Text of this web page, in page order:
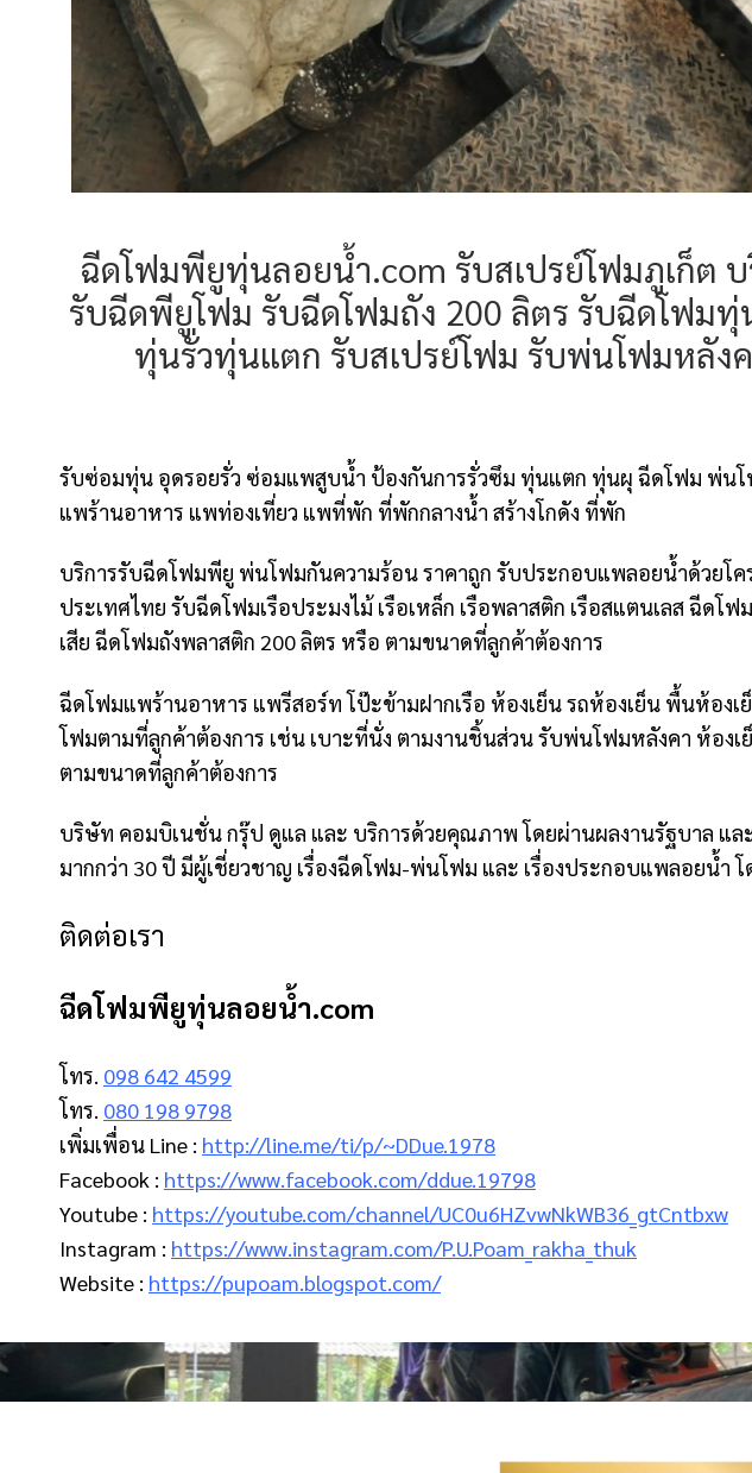
ฉีดโฟมพียูทุ่นลอยน้ำ.com รับสเปรย์โฟมภูเก็ต
รับฉีดพียูโฟม รับฉีดโฟมถัง 200 ลิตร รับฉีดโฟม
ทุ่นรั่วทุ่นแตก รับสเปรย์โฟม รับพ่นโฟมหลัง
รับซ่อมทุ่น อุดรอยรั่ว ซ่อมแพสูบน้ำ ป้องกันการรั่วซึม ทุ่นแตก ทุ่นผุ ฉีดโฟม พ่
แพร้านอาหาร แพท่องเที่ยว แพที่พัก ที่พักกลางน้ำ สร้างโกดัง ที่พัก
บริการรับฉีดโฟมพียู พ่นโฟมกันความร้อน ราคาถูก รับประกอบแพลอยน้ำด้วยโค
ประเทศไทย รับฉีดโฟมเรือประมงไม้ เรือเหล็ก เรือพลาสติก เรือสแตนเลส ฉีด
เสีย ฉีดโฟมถังพลาสติก 200 ลิตร หรือ ตามขนาดที่ลูกค้าต้องการ
ฉีดโฟมแพร้านอาหาร แพรีสอร์ท โป๊ะข้ามฝากเรือ ห้องเย็น รถห้องเย็น พื้นห้อง
โฟมตามที่ลูกค้าต้องการ เช่น เบาะที่นั่ง ตามงานชิ้นส่วน รับพ่นโฟมหลังคา ห้อง
ตามขนาดที่ลูกค้าต้องการ
บริษัท คอมบิเนชั่น กรุ๊ป ดูแล และ บริการด้วยคุณภาพ โดยผ่านผลงานรัฐบาล แล
มากกว่า 30 ปี มีผู้เชี่ยวชาญ เรื่องฉีดโฟม-พ่นโฟม และ เรื่องประกอบแพลอยน้ำ
ติดต่อเรา
ฉีดโฟมพียูทุ่นลอยน้ํา.com
โทร. 098 642 4599
โทร. 080 198 9798
เพิ่มเพื่อน Line : http://line.me/ti/p/~DDue.1978
Facebook : https://www.facebook.com/ddue.19798
Youtube : https://youtube.com/channel/UC0u6HZvwNkWB36_gtCntbxw
Instagram : https://www.instagram.com/P.U.Poam_rakha_thuk
Website : https://pupoam.blogspot.com/